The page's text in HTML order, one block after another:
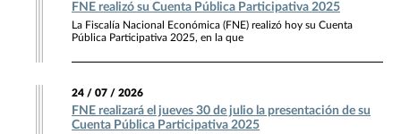
FNE realizó su Cuenta Pública Participativa 2025
La Fiscalía Nacional Económica (FNE) realizó hoy su Cuenta
Pública Participativa 2025, en la que
24 / 07 / 2026
FNE realizará el jueves 30 de julio la presentación de su
Cuenta Pública Participativa 2025